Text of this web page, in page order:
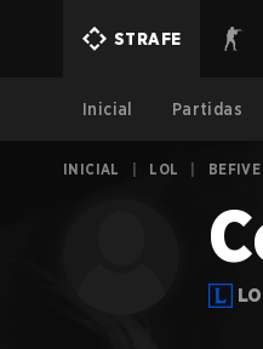
STRAFE
Inicial Partidas
INICIAL LOL BEFIVE